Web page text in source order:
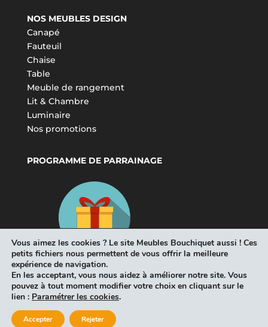
NOS MEUBLES DESIGN
Canapé
Fauteuil
Chaise
Table
Meuble de rangement
Lit & Chambre
Luminaire
Nos promotions
PROGRAMME DE PARRAINAGE
Vous aimez les cookies ? Le site Meubles Bouchiquet aussi ! Ces
petits fichiers nous permettent de vous offrir la meilleure
expérience de navigation.
En les acceptant, vous nous aidez à améliorer notre site. Vous
pouvez à tout moment modifier votre choix en cliquant sur le
lien : Paramétrer les cookies.
Accepter Rejeter